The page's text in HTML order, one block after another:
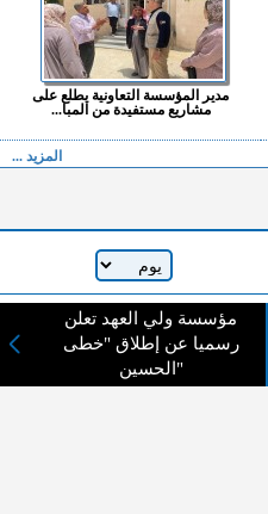
مدير المؤسسة التعاونية يطلع على
مشاريع مستفيدة من المبا...
المزيد ...
مؤسسة ولي العهد تعلن
رسميا عن إطلاق "خطى
الحسين"